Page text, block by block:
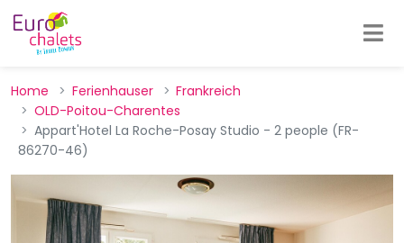
Home Ferienhauser
Frankreich
OLD-Poitou-Charentes
Appart'Hotel La Roche-Posay Studio - 2 people (FR-
86270-46)